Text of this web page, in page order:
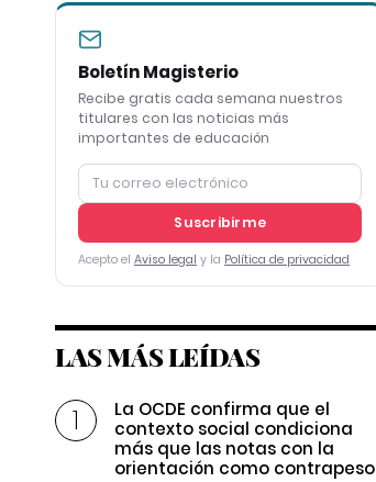
Boletín Magisterio
Recibe gratis cada semana nuestros
titulares con las noticias más
importantes de educación
Suscribirme
Acepto el Aviso legal y la Política de privacidad
LAS MÁS LEÍDAS
La OCDE confirma que el
contexto social condiciona
más que las notas con la
orientación como contrapeso